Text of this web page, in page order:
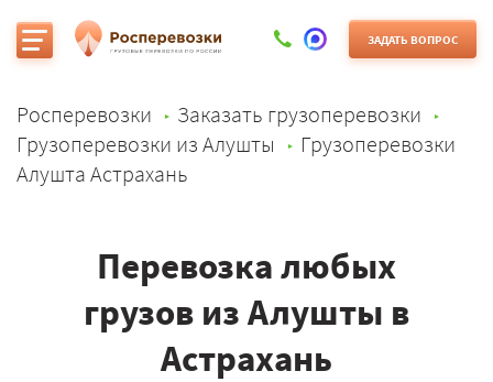
ЗАДАТЬ ВОПРОС
Росперевозки
Заказать грузоперевозки
Грузоперевозки из Алушты
Грузоперевозки
Алушта Астрахань
Перевозка любых
грузов из Алушты в
Астрахань